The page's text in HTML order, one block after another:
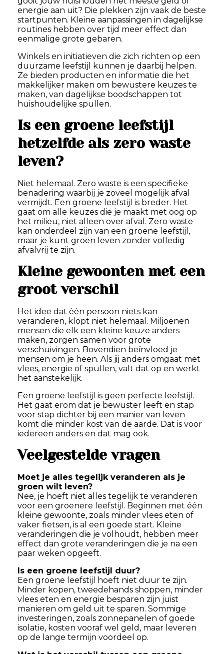
energie aan uit? Die plekken zijn vaak de beste
startpunten. Kleine aanpassingen in dagelijkse
routines hebben over tijd meer effect dan
eenmalige grote gebaren.
Winkels en initiatieven die zich richten op een
duurzame leefstijl kunnen je daarbij helpen.
Ze bieden producten en informatie die het
makkelijker maken om bewustere keuzes te
maken, van dagelijkse boodschappen tot
huishoudelijke spullen.
Is een groene leefstijl
hetzelfde als zero waste
leven?
Niet helemaal. Zero waste is een specifieke
benadering waarbij je zoveel mogelijk afval
vermijdt. Een groene leefstijl is breder. Het
gaat om alle keuzes die je maakt met oog op
het milieu, niet alleen over afval. Zero waste
kan onderdeel zijn van een groene leefstijl,
maar je kunt groen leven zonder volledig
afvalvrij te zijn.
Kleine gewoonten met een
groot verschil
Het idee dat één persoon niets kan
veranderen, klopt niet helemaal. Miljoenen
mensen die elk een kleine keuze anders
maken, zorgen samen voor grote
verschuivingen. Bovendien beïnvloed je
mensen om je heen. Als jij anders omgaat met
vlees, energie of spullen, valt dat op en werkt
het aanstekelijk.
Een groene leefstijl is geen perfecte leefstijl.
Het gaat erom dat je bewuster leeft en stap
voor stap dichter bij een manier van leven
komt die minder kost van de aarde. Dat is voor
iedereen anders en dat mag ook.
Veelgestelde vragen
Moet je alles tegelijk veranderen als je
groen wilt leven?
Nee, je hoeft niet alles tegelijk te veranderen
voor een groenere leefstijl. Beginnen met één
kleine gewoonte, zoals minder vlees eten of
vaker fietsen, is al een goede start. Kleine
veranderingen die je volhoudt, hebben meer
effect dan grote veranderingen die je na een
paar weken opgeeft.
Is een groene leefstijl duur?
Een groene leefstijl hoeft niet duur te zijn.
Minder kopen, tweedehands shoppen, minder
vlees eten en energie besparen zijn juist
manieren om geld uit te sparen. Sommige
investeringen, zoals zonnepanelen of goede
isolatie, kosten vooraf wel geld, maar leveren
op de lange termijn voordeel op.